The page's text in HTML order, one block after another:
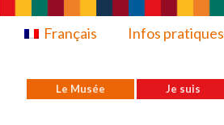
Français Infos pratiques
Le Musée Je suis